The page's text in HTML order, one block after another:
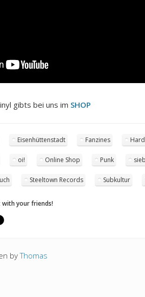
gibts bei uns im SHOP
Eisenhüttenstadt Fanzines
oi! Online Shop Punk
Steeltown Records Subkultur
with your friends!
byThomas